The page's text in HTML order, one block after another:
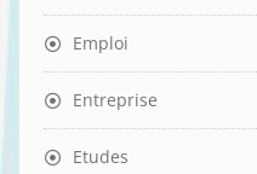
Emploi
Entreprise
Etudes